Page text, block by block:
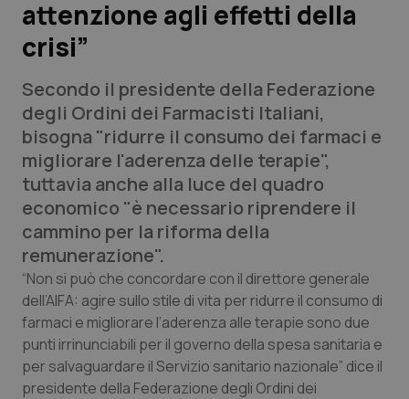
Studi e Analisi
Lettere al direttore
Edizioni Regionali
QS Pro
Professionisti Sanitari.AI
Abruzzo
Basilicata
Calabria
QS Pro Gold
Artrite & artrosi
Asma & BPCO
QS Club Newsletter
attenzione agli effetti della
crisi”
Secondo il presidente della Federazione
degli Ordini dei Farmacisti Italiani,
bisogna "ridurre il consumo dei farmaci e
migliorare l'aderenza delle terapie",
tuttavia anche alla luce del quadro
economico "è necessario riprendere il
cammino per la riforma della
remunerazione".
“Non si può che concordare con il direttore generale
dell’AIFA: agire sullo stile di vita per ridurre il consumo di
farmaci e migliorare l’aderenza alle terapie sono due
punti irrinunciabili per il governo della spesa sanitaria e
per salvaguardare il Servizio sanitario nazionale” dice il
presidente della Federazione degli Ordini dei